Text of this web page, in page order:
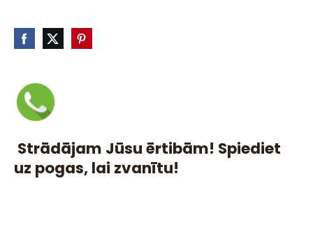
Strādājam Jūsu ērtibām! Spiediet
uz pogas, lai zvanītu!